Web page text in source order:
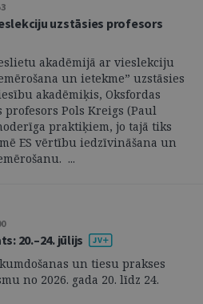
uzstāsies profesors
akadēmijā ar vieslekciju
un ietekme” uzstāsies
akadēmiķis, Oksfordas
Pols Kreigs (Paul
praktiķiem, jo tajā tiks
ES vērtību iedzīvināšana un
...
20.–24. jūlijs
un tiesu prakses
no 2026. gada 20. līdz 24.